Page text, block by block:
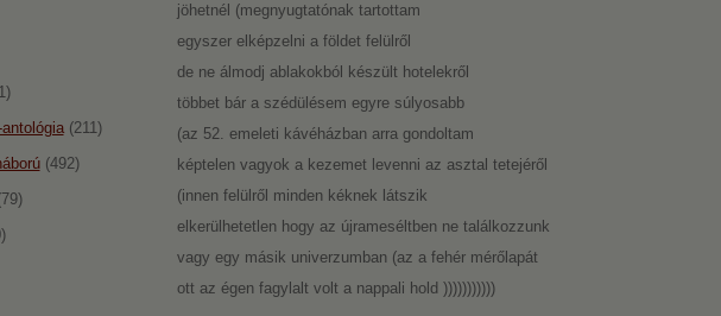
jöhetnél (megnyugtatónak tartottam
egyszer elképzelni a földet felülről
de ne álmodj ablakokból készült hotelekről
többet bár a szédülésem egyre súlyosabb
(az 52. emeleti kávéházban arra gondoltam
képtelen vagyok a kezemet levenni az asztal tetejéről
(innen felülről minden kéknek látszik
elkerülhetetlen hogy az újrameséltben ne találkozzunk
vagy egy másik univerzumban (az a fehér mérőlapát
ott az égen fagylalt volt a nappali hold )))))))))))
(211)
(492)